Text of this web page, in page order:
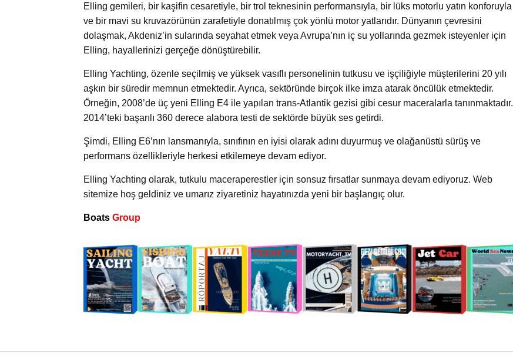
Elling gemileri, bir kaşifin cesaretiyle, bir trol teknesinin performansıyla, bir lüks motorlu yatın konforuyla
ve bir mavi su kruvazörünün zarafetiyle donatılmış çok yönlü motor yatlarıdır. Dünyanın çevresini
dolaşmak, Akdeniz’in sularında seyahat etmek veya Avrupa’nın iç su yollarında gezmek isteyenler için
Elling, hayallerinizi gerçeğe dönüştürebilir.
Elling Yachting, özenle seçilmiş ve yüksek vasıflı personelinin tutkusu ve işçiliğiyle müşterilerini 20 yılı
aşkın bir süredir memnun etmektedir. Ayrıca, sektöründe birçok ilke imza atarak öncülük etmektedir.
Örneğin, 2008’de üç yeni Elling E4 ile yapılan trans-Atlantik gezisi gibi cesur maceralarla tanınmaktadır.
2014’teki başarılı 360 derece alabora testi de sektörde büyük ses getirdi.
Şimdi, Elling E6’nın lansmanıyla, sınıfının en iyisi olarak adını duyurmuş ve olağanüstü sürüş ve
performans özellikleriyle herkesi etkilemeye devam ediyor.
Elling Yachting olarak, tutkulu maceraperestler için sonsuz fırsatlar sunmaya devam ediyoruz. Web
sitemize hoş geldiniz ve umarız ziyaretiniz hayatınızda yeni bir başlangıç olur.
Boats Group